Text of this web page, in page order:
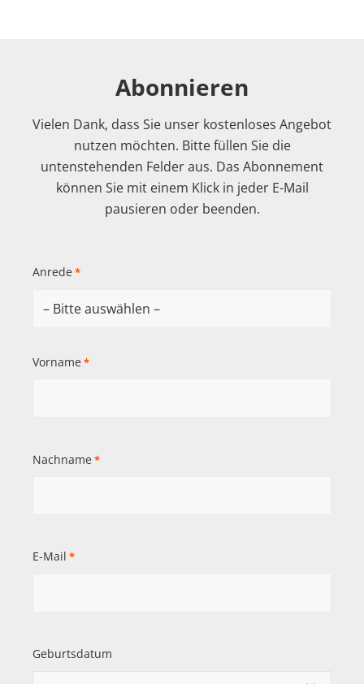
Abonnieren
Vielen Dank, dass Sie unser kostenloses Angebot
nutzen möchten. Bitte füllen Sie die
untenstehenden Felder aus. Das Abonnement
können Sie mit einem Klick in jeder E-Mail
pausieren oder beenden.
Anrede *
Vorname *
Nachname *
E-Mail *
Geburtsdatum